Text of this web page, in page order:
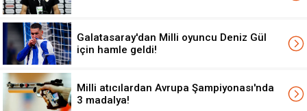
Galatasaray'dan Milli oyuncu Deniz Gül
için hamle geldi!
Milli atıcılardan Avrupa Şampiyonası'nda
3 madalya!